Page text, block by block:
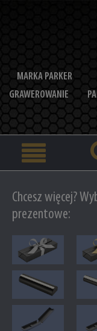
MARKA PARKER
GRAWEROWANIE
Chcesz więcej?
prezentowe: